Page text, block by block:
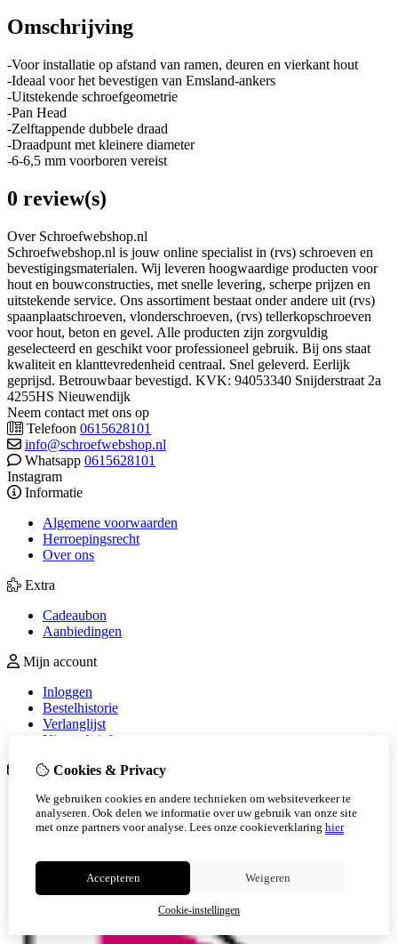
Omschrijving
-Voor installatie op afstand van ramen, deuren en vierkant hout
-Ideaal voor het bevestigen van Emsland-ankers
-Uitstekende schroefgeometrie
-Pan Head
-Zelftappende dubbele draad
-Draadpunt met kleinere diameter
-6-6,5 mm voorboren vereist
0 review(s)
Over Schroefwebshop.nl
Schroefwebshop.nl is jouw online specialist in (rvs) schroeven en
bevestigingsmaterialen. Wij leveren hoogwaardige producten voor
hout en bouwconstructies, met snelle levering, scherpe prijzen en
uitstekende service. Ons assortiment bestaat onder andere uit (rvs)
spaanplaatschroeven, vlonderschroeven, (rvs) tellerkopschroeven
voor hout, beton en gevel. Alle producten zijn zorgvuldig
geselecteerd en geschikt voor professioneel gebruik. Bij ons staat
kwaliteit en klanttevredenheid centraal. Snel geleverd. Eerlijk
geprijsd. Betrouwbaar bevestigd. KVK: 94053340 Snijderstraat 2a
4255HS Nieuwendijk
Neem contact met ons op
Telefoon 0615628101
info@schroefwebshop.nl
Whatsapp 0615628101
Instagram
Informatie
Algemene voorwaarden
Herroepingsrecht
Over ons
Extra
Cadeaubon
Aanbiedingen
Mijn account
Inloggen
Bestelhistorie
Verlanglijst
Nieuwsbrief
Klantenservice
Contact
Retourneren
Sitemap
Cookies & Privacy
We gebruiken cookies en andere technieken om websiteverkeer te
analyseren. Ook delen we informatie over uw gebruik van onze site
met onze partners voor analyse. Lees onze cookieverklaring hier
Accepteren Weigeren
Cookie-instellingen